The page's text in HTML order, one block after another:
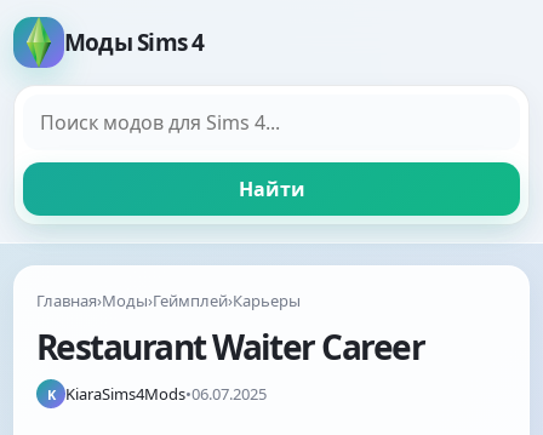
Моды Sims 4
Найти
Главная›Моды›Геймплей›Карьеры
Restaurant Waiter Career
K KiaraSims4Mods•06.07.2025